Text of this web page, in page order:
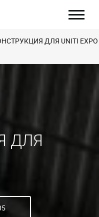
ДЛЯ UNITI EXPO
ДЛЯ